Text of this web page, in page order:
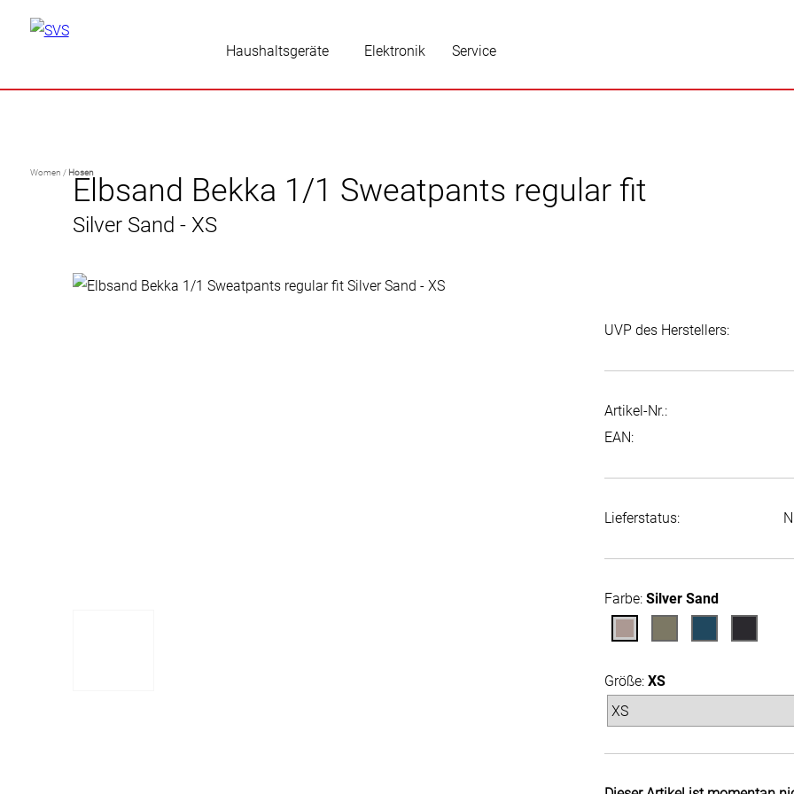
Haushaltsgeräte Elektronik Service
Women / Hosen
Elbsand Bekka 1/1 Sweatpants regular fit
Silver Sand - XS
UVP des Herstellers:
Artikel-Nr.:
EAN:
Lieferstatus:
Farbe: Silver Sand
Größe: XS